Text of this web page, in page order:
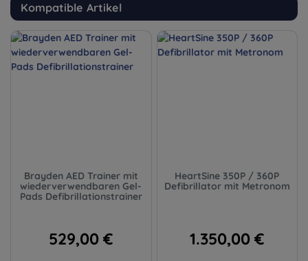
Kompatible Artikel
Brayden AED Trainer mit
wiederverwendbaren Gel-
Pads Defibrillationstrainer
529,00 €
HeartSine 350P / 360P
Defibrillator mit Metronom
1.350,00 €